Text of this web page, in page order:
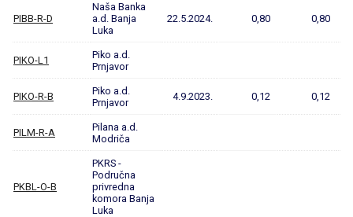
PIBB-R-D
Naša Banka
a.d. Banja
Luka
22.5.2024. 0,80 0,80
PIKO-L1
Piko a.d.
Prnjavor
PIKO-R-B
Piko a.d.
Prnjavor
4.9.2023. 0,12 0,12
PILM-R-A
Pilana a.d.
Modriča
PKBL-O-B
PKRS -
Područna
privredna
komora Banja
Luka